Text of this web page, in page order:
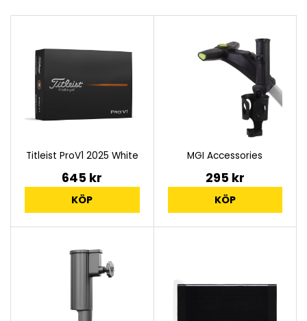
Titleist ProV1 2025 White
645 kr
KÖP
MGI Accessories
295 kr
KÖP